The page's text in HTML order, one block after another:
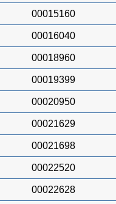
00015160
00016040
00018960
00019399
00020950
00021629
00021698
00022520
00022628